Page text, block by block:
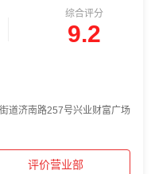
综合评分
9.2
道济南路257号兴业财富广场
评价营业部